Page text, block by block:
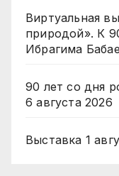
Виртуальная
природой». К
Ибрагима
90 лет со дня
6 августа 2026
Выставка 1